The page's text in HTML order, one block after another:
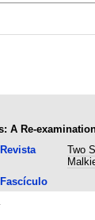
A Re-
Revista
Two
Fascículo